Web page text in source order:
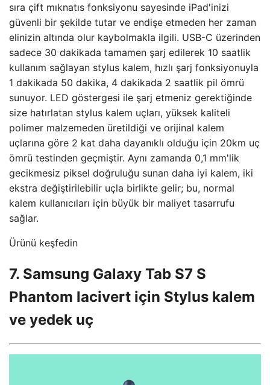
sıra çift mıknatıs fonksiyonu sayesinde iPad'inizi
güvenli bir şekilde tutar ve endişe etmeden her zaman
elinizin altında olur kaybolmakla ilgili. USB-C üzerinden
sadece 30 dakikada tamamen şarj edilerek 10 saatlik
kullanım sağlayan stylus kalem, hızlı şarj fonksiyonuyla
1 dakikada 50 dakika, 4 dakikada 2 saatlik pil ömrü
sunuyor. LED göstergesi ile şarj etmeniz gerektiğinde
size hatırlatan stylus kalem uçları, yüksek kaliteli
polimer malzemeden üretildiği ve orijinal kalem
uçlarına göre 2 kat daha dayanıklı olduğu için 20km uç
ömrü testinden geçmiştir. Aynı zamanda 0,1 mm'lik
gecikmesiz piksel doğruluğu sunan daha iyi kalem, iki
ekstra değiştirilebilir uçla birlikte gelir; bu, normal
kalem kullanıcıları için büyük bir maliyet tasarrufu
sağlar.
Ürünü keşfedin
7. Samsung Galaxy Tab S7 S
Phantom lacivert için Stylus kalem
ve yedek uç